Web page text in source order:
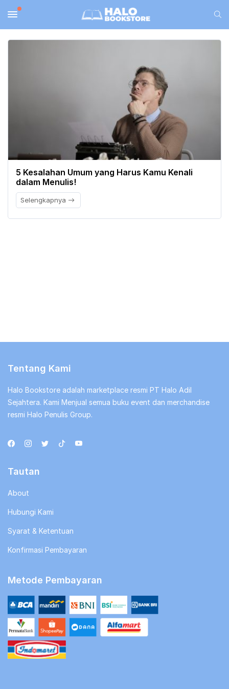
5 Kesalahan Umum yang Harus Kamu Kenali
dalam Menulis!
Selengkapnya
Tentang Kami
Halo Bookstore adalah marketplace resmi PT Halo Adil
Sejahtera. Kami Menjual semua buku event dan merchandise
resmi Halo Penulis Group.
Tautan
About
Hubungi Kami
Syarat & Ketentuan
Konfirmasi Pembayaran
Metode Pembayaran